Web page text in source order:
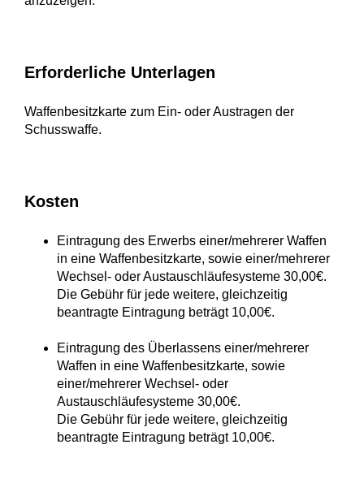
Erforderliche Unterlagen
Waffenbesitzkarte zum Ein- oder Austragen der
Schusswaffe.
Kosten
Eintragung des Erwerbs einer/mehrerer Waffen
in eine Waffenbesitzkarte, sowie einer/mehrerer
Wechsel- oder Austauschläufesysteme 30,00€.
Die Gebühr für jede weitere, gleichzeitig
beantragte Eintragung beträgt 10,00€.
Eintragung des Überlassens einer/mehrerer
Waffen in eine Waffenbesitzkarte, sowie
einer/mehrerer Wechsel- oder
Austauschläufesysteme 30,00€.
Die Gebühr für jede weitere, gleichzeitig
beantragte Eintragung beträgt 10,00€.